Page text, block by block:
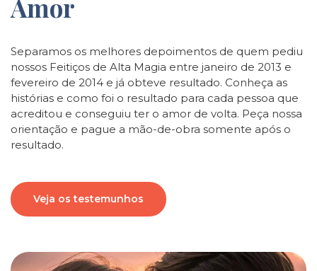
Amor
Separamos os melhores depoimentos de quem pediu
nossos Feitiços de Alta Magia entre janeiro de 2013 e
fevereiro de 2014 e já obteve resultado. Conheça as
histórias e como foi o resultado para cada pessoa que
acreditou e conseguiu ter o amor de volta. Peça nossa
orientação e pague a mão-de-obra somente após o
resultado.
Veja os testemunhos